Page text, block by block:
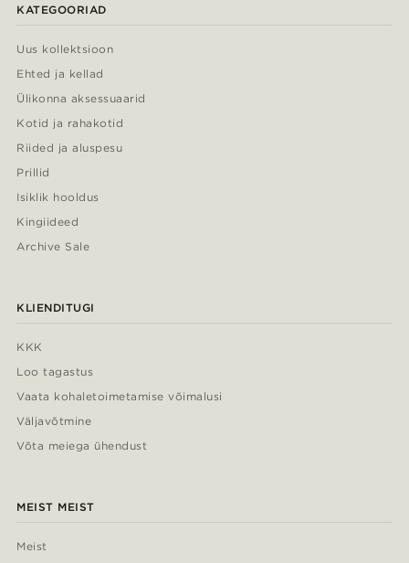
KATEGOORIAD
Uus kollektsioon
Ehted ja kellad
Ülikonna aksessuaarid
Kotid ja rahakotid
Riided ja aluspesu
Prillid
Isiklik hooldus
Kingiideed
Archive Sale
KLIENDITUGI
KKK
Loo tagastus
Vaata kohaletoimetamise võimalusi
Väljavõtmine
Võta meiega ühendust
MEIST MEIST
Meist